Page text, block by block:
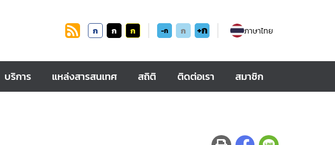
ก ก ก -ก ก +ก ภาษาไทย
บริการ แหล่งสารสนเทศ สถิติ ติดต่อเรา สมาชิก